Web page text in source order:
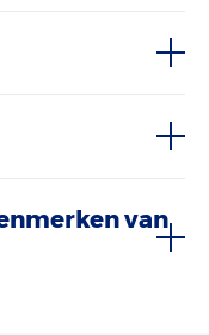
van